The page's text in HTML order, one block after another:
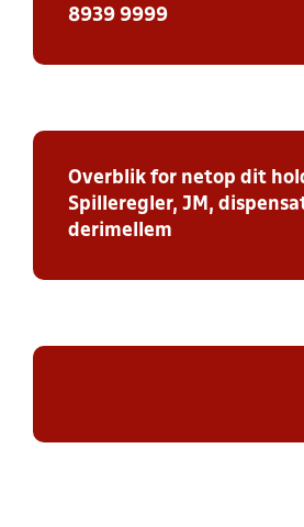
8939 9999
Overblik for netop dit
Spilleregler, JM,
derimellem